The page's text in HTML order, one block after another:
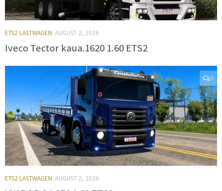
ETS2 LASTWAGEN AUGUST 2, 2026
Iveco Tector kaua.1620 1.60 ETS2
0
ETS2 LASTWAGEN AUGUST 2, 2026